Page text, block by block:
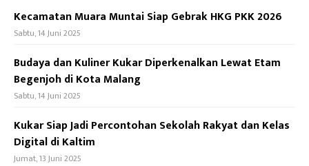
Kecamatan Muara Muntai Siap Gebrak HKG PKK 2026
Sabtu, 14 Juni 2025
Budaya dan Kuliner Kukar Diperkenalkan Lewat Etam
Begenjoh di Kota Malang
Sabtu, 14 Juni 2025
Kukar Siap Jadi Percontohan Sekolah Rakyat dan Kelas
Digital di Kaltim
Jumat, 13 Juni 2025